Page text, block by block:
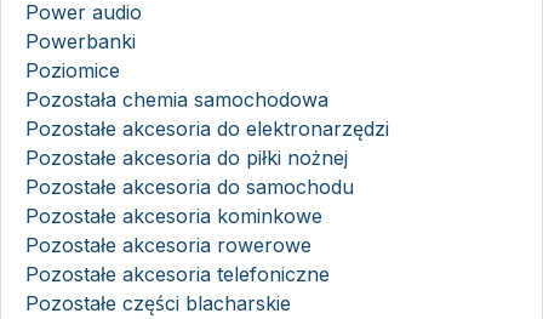
Power audio
Powerbanki
Poziomice
Pozostała chemia samochodowa
Pozostałe akcesoria do elektronarzędzi
Pozostałe akcesoria do piłki nożnej
Pozostałe akcesoria do samochodu
Pozostałe akcesoria kominkowe
Pozostałe akcesoria rowerowe
Pozostałe akcesoria telefoniczne
Pozostałe części blacharskie